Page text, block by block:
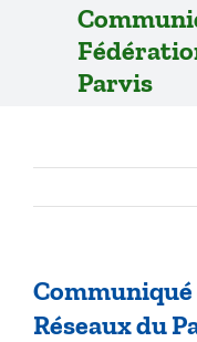
Parvis
Réseaux du